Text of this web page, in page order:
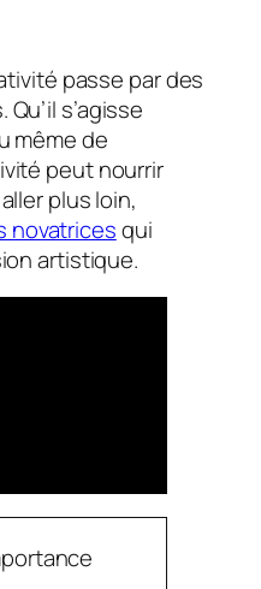
passe par des
s’agisse
même de
peut nourrir
plus loin,
novatricesqui
artistique.